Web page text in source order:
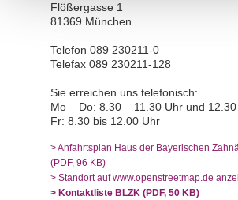
Flößergasse 1
81369 München
Telefon 089 230211-0
Telefax 089 230211-128
Sie erreichen uns telefonisch:
Mo – Do: 8.30 – 11.30 Uhr und
Fr: 8.30 bis 12.00 Uhr
> Anfahrtsplan Haus der Bayerischen
(PDF, 96 KB)
> Standort auf www.openstreetmap.de
> Kontaktliste BLZK (PDF, 50 KB)